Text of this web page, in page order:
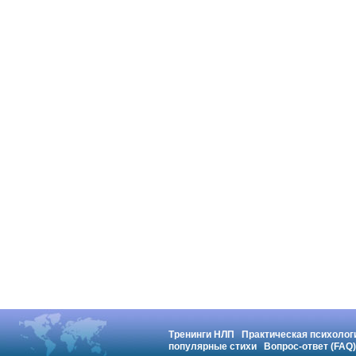
Тренинги НЛП
Практическая
популярные стихи
Вопрос-ответ (FAQ)